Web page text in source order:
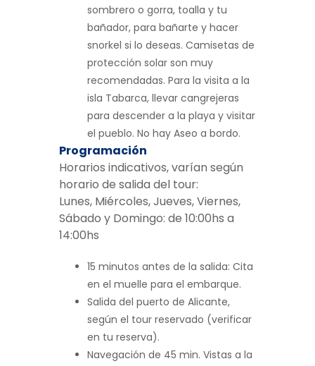
sombrero o gorra, toalla y tu
bañador, para bañarte y hacer
snorkel si lo deseas. Camisetas de
protección solar son muy
recomendadas. Para la visita a la
isla Tabarca, llevar cangrejeras
para descender a la playa y visitar
el pueblo. No hay Aseo a bordo.
Programación
Horarios indicativos, varían según
horario de salida del tour:
Lunes, Miércoles, Jueves, Viernes,
Sábado y Domingo: de 10:00hs a
14:00hs
15 minutos antes de la salida: Cita
en el muelle para el embarque.
Salida del puerto de Alicante,
según el tour reservado (verificar
en tu reserva).
Navegación de 45 min. Vistas a la